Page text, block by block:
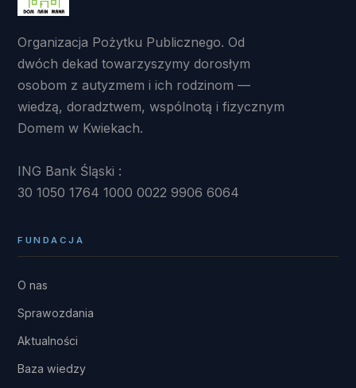
Organizacja Pożytku Publicznego. Od
dwóch dekad towarzyszymy dorosłym
osobom z autyzmem i ich rodzinom —
wiedzą, doradztwem, wspólnotą i fizycznym
Domem w Kwiekach.
ING Bank Śląski :
30 1050 1764 1000 0022 9906 6064
FUNDACJA
O nas
Sprawozdania
Aktualności
Baza wiedzy